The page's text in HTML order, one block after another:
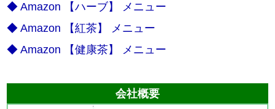
◆ Amazon 【ハーブ】 メニュー
◆ Amazon 【紅茶】 メニュー
◆ Amazon 【健康茶】 メニュー
会社概要